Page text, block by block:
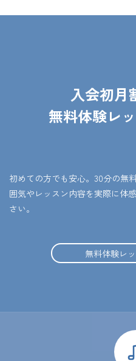
入会初月
無料体験レ
初めての方でも安心。30分の無
囲気やレッスン内容を実際に体
さい。
無料体験レ